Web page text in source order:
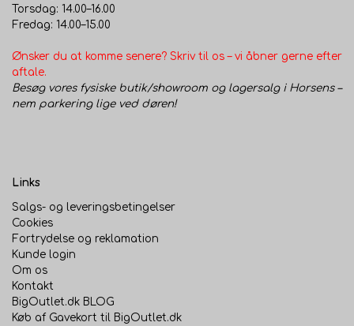
Torsdag: 14.00–16.00
Fredag: 14.00–15.00
Ønsker du at komme senere? Skriv til os – vi åbner gerne efter
aftale.
Besøg vores fysiske butik/showroom og lagersalg i Horsens –
nem parkering lige ved døren!
Links
Salgs- og leveringsbetingelser
Cookies
Fortrydelse og reklamation
Kunde login
Om os
Kontakt
BigOutlet.dk BLOG
Køb af Gavekort til BigOutlet.dk